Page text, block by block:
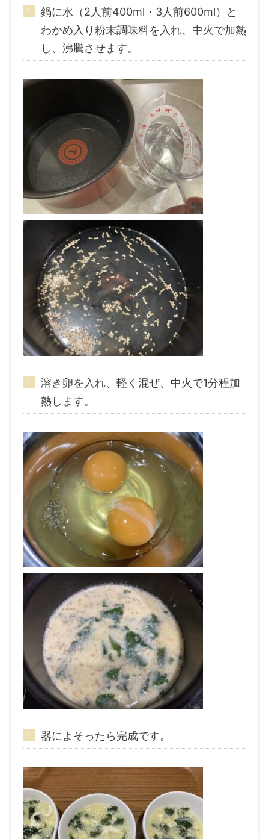
鍋に水（2人前400ml・3人前600ml）と
わかめ入り粉末調味料を入れ、中火で加熱
し、沸騰させます。
溶き卵を入れ、軽く混ぜ、中火で1分程加
熱します。
器によそったら完成です。